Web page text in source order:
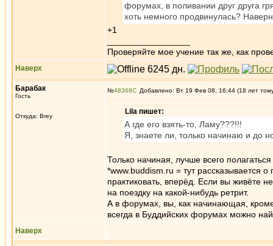
форумах, в поливании друг друга
хоть немного продвинулась?
+1
Проверяйте мое учение так же, как
Наверх
Барабак
Гость
Откуда: Brey
№48368 Добавлено: Вт 19 Фев 08, 16:44 (18 лет
Lila пишет:
А где его взять-то, Ламу???!!!
Я, знаете ли, только начинаю и до
Только начиная, лучше всего
*www.buddism.ru = тут рассказывается
практиковать, вперёд. Если вы живёте
на поездку на какой-нибудь ретрит.
А в форумах, вы, как начинающая, кроме
всегда в Буддийских форумах можно
Наверх